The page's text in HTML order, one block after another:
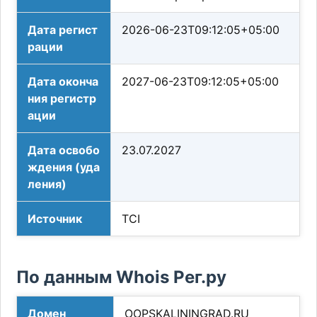
Дата регист
рации
2026-06-23T09:12:05+05:00
Дата оконча
ния регистр
ации
2027-06-23T09:12:05+05:00
Дата освобо
ждения (уда
ления)
23.07.2027
Источник TCI
По данным Whois Рег.ру
Домен OOPSKALININGRAD.RU